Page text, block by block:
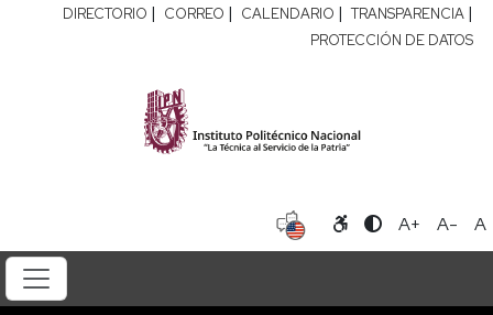
DIRECTORIO | CORREO | CALENDARIO | TRANSPARENCIA |
PROTECCIÓN DE DATOS
A+ A- A